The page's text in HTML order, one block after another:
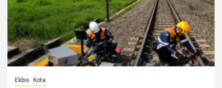
Ekbis Kota